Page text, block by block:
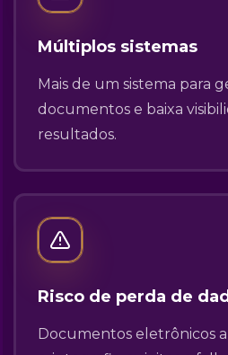
Múltiplos sistemas
Mais de um sistema para
documentos e baixa
resultados.
Risco de perda de
Documentos eletrônicos